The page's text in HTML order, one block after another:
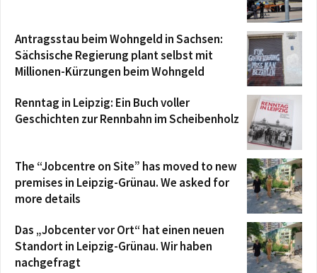
Antragsstau beim Wohngeld in Sachsen:
Sächsische Regierung plant selbst mit
Millionen-Kürzungen beim Wohngeld
Renntag in Leipzig: Ein Buch voller
Geschichten zur Rennbahn im Scheibenholz
The “Jobcentre on Site” has moved to new
premises in Leipzig-Grünau. We asked for
more details
Das „Jobcenter vor Ort“ hat einen neuen
Standort in Leipzig-Grünau. Wir haben
nachgefragt